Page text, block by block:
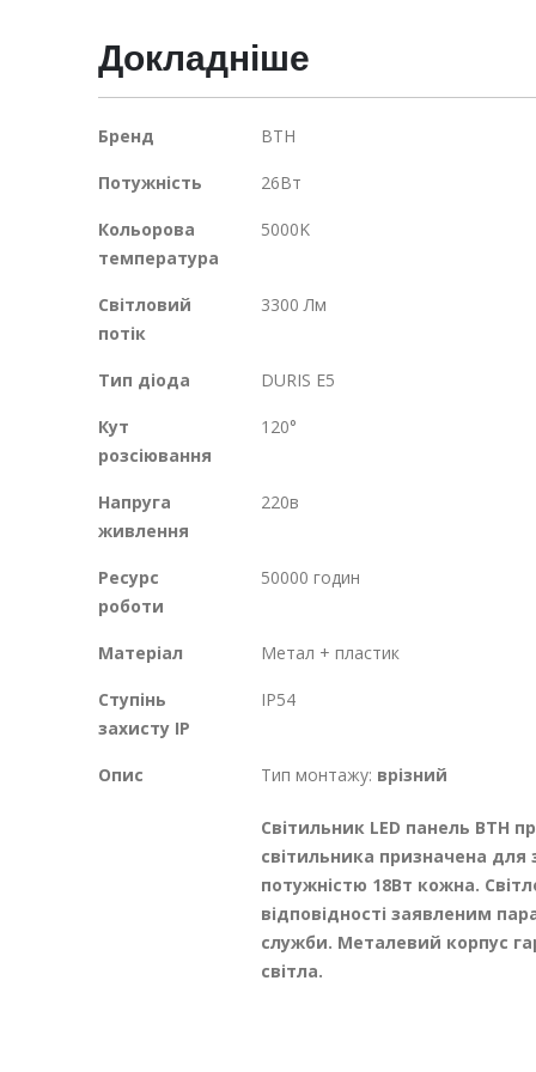
зображень
Докладніше
Докладніше
Бренд ВТН
Потужність 26Вт
Кольорова
температура
5000K
Світловий
потік
3300 Лм
Тип діода DURIS E5​
Кут
розсіювання
120°
Напруга
живлення
220в
Ресурс
роботи
50000 годин
Матеріал Метал + пластик
Ступінь
захисту IP
IP54
Опис Тип монтажу: врізний
Світильник LED панель ВТН
світильника призначена
потужністю 18Вт кожна.
відповідності заявленим
служби. Металевий корпус
світла.